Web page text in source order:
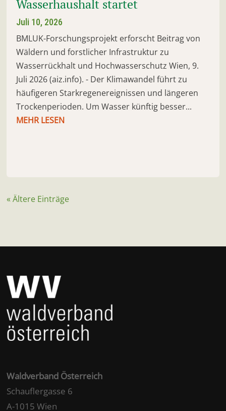
Wasserhaushalt startet
Juli 10, 2026
BMLUK-Forschungsprojekt erforscht Beitrag von
Wäldern und forstlicher Infrastruktur zu
Wasserrückhalt und Hochwasserschutz Wien, 9.
Juli 2026 (aiz.info). - Der Klimawandel führt zu
häufigeren Starkregenereignissen und längeren
Trockenperioden. Um Wasser künftig besser...
MEHR LESEN
« Ältere Einträge
Waldverband Österreich
Schauflergasse 6
A-1015 Wien